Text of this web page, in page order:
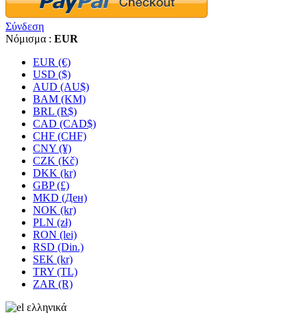
Σύνδεση
Νόμισμα : EUR
EUR (€)
USD ($)
AUD (AU$)
BAM (KM)
BRL (R$)
CAD (CAD$)
CHF (CHF)
CNY (¥)
CZK (Kč)
DKK (kr)
GBP (£)
MKD (Ден)
NOK (kr)
PLN (zł)
RON (lei)
RSD (Din.)
SEK (kr)
TRY (TL)
ZAR (R)
ελληνικά